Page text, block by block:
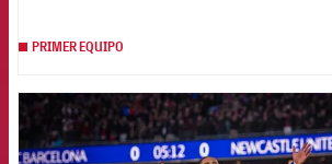
PRIMER EQUIPO
FCB